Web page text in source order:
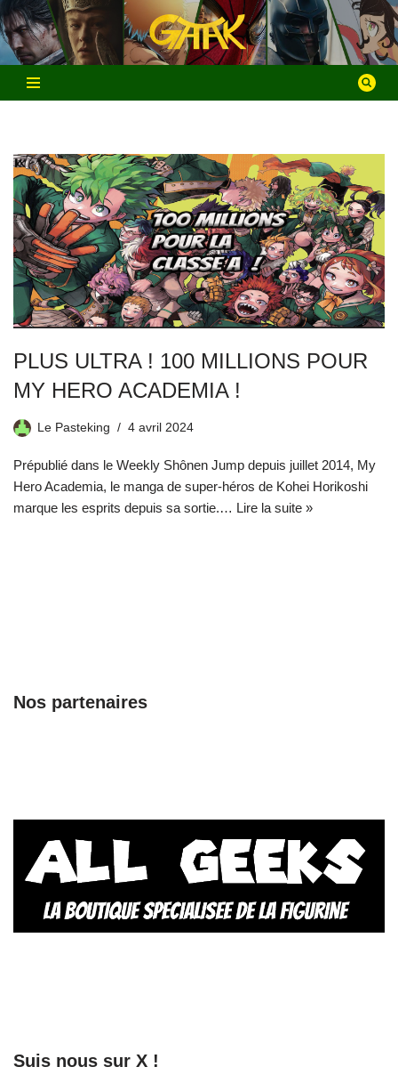
Aller
au
contenu
PLUS ULTRA ! 100 MILLIONS POUR
MY HERO ACADEMIA !
Le Pasteking 4 avril 2024
Prépublié dans le Weekly Shônen Jump depuis juillet 2014, My
Hero Academia, le manga de super-héros de Kohei Horikoshi
marque les esprits depuis sa sortie.… Lire la suite »
Nos partenaires
Suis nous sur X !